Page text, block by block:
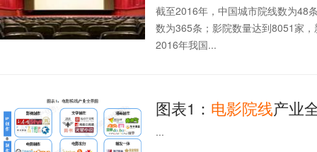
截至2016年，中国城市院线数为48
数为365条；影院数量达到8051家
2016年我国...
图表1： 电影院线产业
...